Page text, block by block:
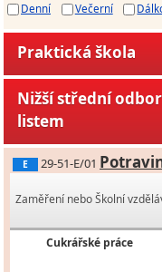
Denní
Večerní
Praktická škola
Nižší střední
listem
E 29-51-E/01
Zaměření nebo Školní
Cukrářské práce